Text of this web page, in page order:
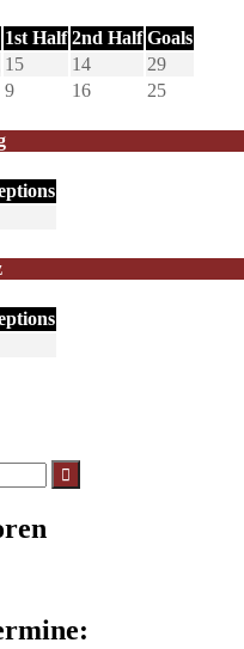
1st Half 2nd Half Goals
15 14
29
9 16 25